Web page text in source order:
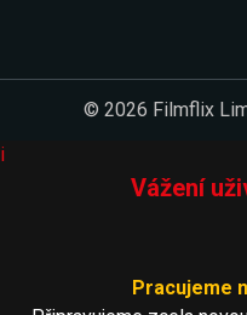
© 2026 Filmflix
i
Vážení
Pracujeme